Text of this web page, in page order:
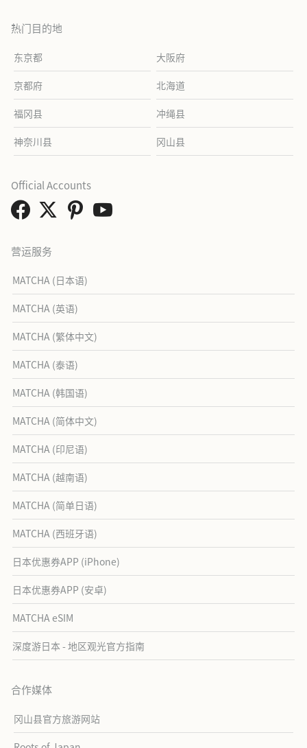
热门目的地
东京都 大阪府
京都府 北海道
福冈县 冲绳县
神奈川县 冈山县
营运服务
MATCHA (日本语)
MATCHA (英语)
MATCHA (繁体中文)
MATCHA (泰语)
MATCHA (韩国语)
MATCHA (简体中文)
MATCHA (印尼语)
MATCHA (越南语)
MATCHA (简单日语)
MATCHA (西班牙语)
日本优惠券APP (iPhone)
日本优惠券APP (安卓)
MATCHA eSIM
深度游日本 - 地区观光官方指南
合作媒体
冈山县官方旅游网站
Official Accounts